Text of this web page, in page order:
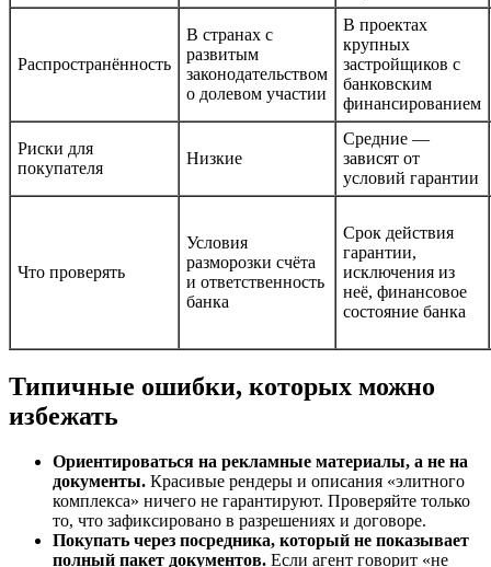
Распространённость
В странах с
развитым
законодательством
о долевом участии
В проектах
крупных
застройщиков с
банковским
финансированием
Риски для
покупателя
Низкие
Средние —
зависят от
условий гарантии
Что проверять
Условия
разморозки счёта
и ответственность
банка
Срок действия
гарантии,
исключения из
неё, финансовое
состояние банка
Типичные ошибки, которых можно
избежать
Ориентироваться на рекламные материалы, а не на
документы. Красивые рендеры и описания «элитного
комплекса» ничего не гарантируют. Проверяйте только
то, что зафиксировано в разрешениях и договоре.
Покупать через посредника, который не показывает
полный пакет документов. Если агент говорит «не